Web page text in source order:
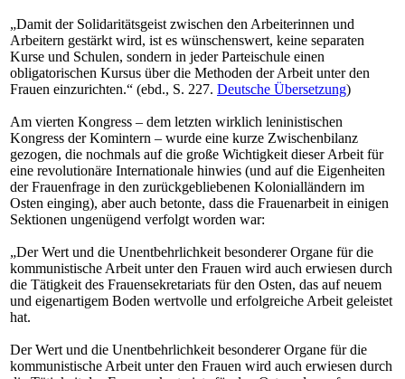
„Damit der Solidaritätsgeist zwischen den Arbeiterinnen und
Arbeitern gestärkt wird, ist es wünschenswert, keine separaten
Kurse und Schulen, sondern in jeder Parteischule einen
obligatorischen Kursus über die Methoden der Arbeit unter den
Frauen einzurichten.“ (ebd., S. 227. Deutsche Übersetzung)
Am vierten Kongress – dem letzten wirklich leninistischen
Kongress der Komintern – wurde eine kurze Zwischenbilanz
gezogen, die nochmals auf die große Wichtigkeit dieser Arbeit für
eine revolutionäre Internationale hinwies (und auf die Eigenheiten
der Frauenfrage in den zurückgebliebenen Kolonialländern im
Osten einging), aber auch betonte, dass die Frauenarbeit in einigen
Sektionen ungenügend verfolgt worden war:
„Der Wert und die Unentbehrlichkeit besonderer Organe für die
kommunistische Arbeit unter den Frauen wird auch erwiesen durch
die Tätigkeit des Frauensekretariats für den Osten, das auf neuem
und eigenartigem Boden wertvolle und erfolgreiche Arbeit geleistet
hat.
Der Wert und die Unentbehrlichkeit besonderer Organe für die
kommunistische Arbeit unter den Frauen wird auch erwiesen durch